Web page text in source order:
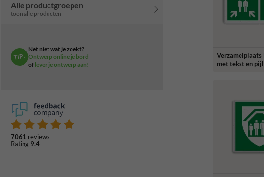
Alle productgroepen
toon alle producten
TIP!
Net niet wat je zoekt?
Ontwerp online je bord
of lever je ontwerp aan!
7061 reviews
Rating 9.4
Verzamelplaats
met tekst en